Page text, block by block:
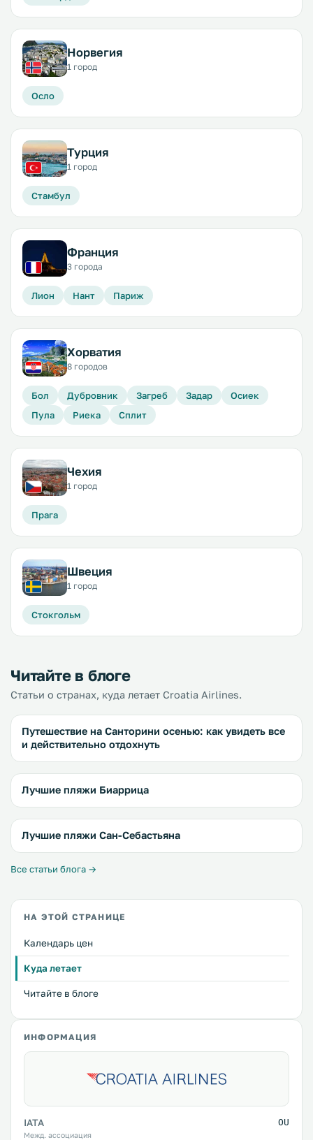
Норвегия
1 город
Осло
Турция
1 город
Стамбул
Франция
3 города
Лион Нант Париж
Хорватия
8 городов
Бол Дубровник Загреб Задар
Осиек
Пула
Риека Сплит
Чехия
1 город
Прага
Швеция
1 город
Стокгольм
Читайте в блоге
Статьи о странах, куда летает Croatia Airlines.
Путешествие на Санторини осенью: как увидеть все
и действительно отдохнуть
Лучшие пляжи Биаррица
Лучшие пляжи Сан-Себастьяна
Все статьи блога →
НА ЭТОЙ СТРАНИЦЕ
Календарь цен
Куда летает
Читайте в блоге
ИНФОРМАЦИЯ
IATA
Межд. ассоциация
OU